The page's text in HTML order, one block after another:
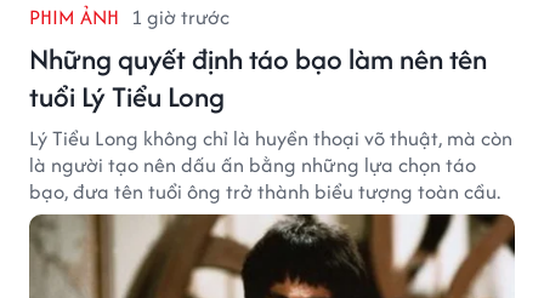
PHIM ẢNH 1 giờ trước
Những quyết định táo bạo làm nên tên
tuổi Lý Tiểu Long
Lý Tiểu Long không chỉ là huyền thoại võ thuật, mà còn
là người tạo nên dấu ấn bằng những lựa chọn táo
bạo, đưa tên tuổi ông trở thành biểu tượng toàn cầu.